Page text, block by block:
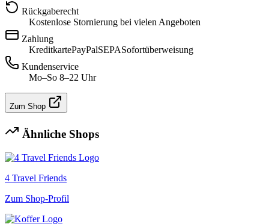
Rückgaberecht
Kostenlose Stornierung bei vielen Angeboten
Zahlung
KreditkartePayPalSEPASofortüberweisung
Kundenservice
Mo–So 8–22 Uhr
Zum Shop
Ähnliche Shops
4 Travel Friends
Zum Shop-Profil